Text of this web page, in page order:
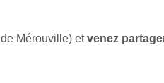
Mérouville) etvenez